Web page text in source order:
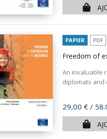
PAPIER PDF
Freedom of
An invaluable
diplomats and
Prix
29,00 € /